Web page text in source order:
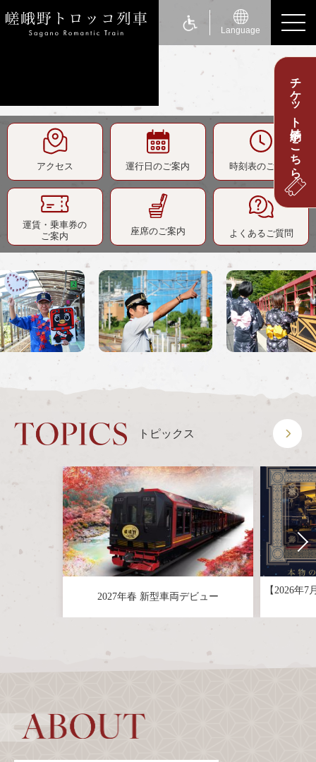
Language
運行日のご案内
時刻表のご案内
運賃・乗車券のご案内
座席のご案内
お身体の不自由なお客さまへ
about Sagano Romantic Train
嵯峨野トロッコについて
嵯峨野トロッコ列車とは
季節ごとの楽しみ方
ツアー紹介
お知らせ
station information
各駅情報
各駅情報一覧
トロッコ嵯峨駅
周辺観光スポット一覧
チケット予約はこちら
音声ガイド
ON THE TRIP
アクセス 運行日のご案内 時刻表のご案内
運賃・乗車券の
ご案内
座席のご案内 よくあるご質問
トピックス
2027年春 新型車両デビュー
【2026年